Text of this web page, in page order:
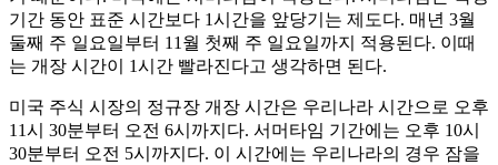
기간 동안 표준 시간보다 1시간을 앞당기는 제도다. 매년 3월
둘째 주 일요일부터 11월 첫째 주 일요일까지 적용된다. 이때
는 개장 시간이 1시간 빨라진다고 생각하면 된다.
미국 주식 시장의 정규장 개장 시간은 우리나라 시간으로 오후
11시 30분부터 오전 6시까지다. 서머타임 기간에는 오후 10시
30분부터 오전 5시까지다. 이 시간에는 우리나라의 경우 잠을